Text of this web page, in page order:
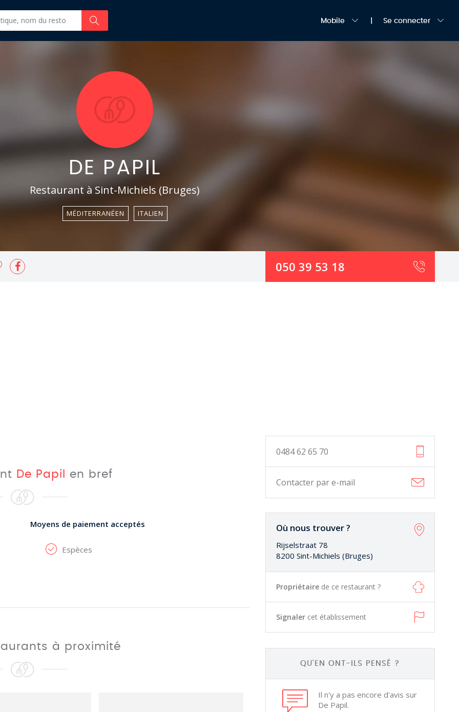
Mobile Se connecter
DE PAPIL
Restaurant à Sint-Michiels (Bruges)
MÉDITERRANÉEN ITALIEN
050 39 53 18
0484 62 65 70
Contacter par e-mail
Où nous trouver ?
Rijselstraat 78
8200 Sint-Michiels (Bruges)
Propriétaire de ce restaurant ?
Signaler cet établissement
QU'EN ONT-ILS PENSÉ ?
Il n'y a pas encore d'avis sur
De Papil.
De Papil en bref
Moyens de paiement acceptés
Espèces
à proximité